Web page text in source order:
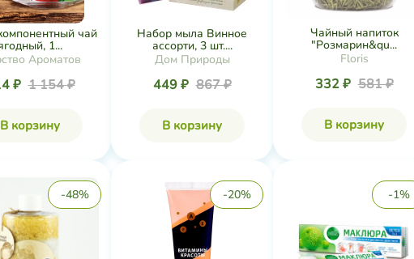
чай
1...
Ароматов
₽ 1 154 ₽
В корзину
Набор мыла Винное
ассорти, 3 шт....
Дом Природы
449 ₽ 867 ₽
В корзину
Чайный напиток
"Розмарин&qu...
Floris
332 ₽ 581 ₽
В корзину
-48% -20% -1%